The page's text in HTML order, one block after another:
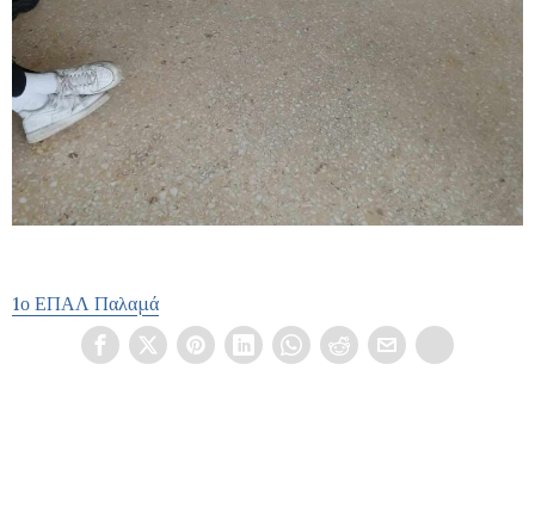
1ο ΕΠΑΛ Παλαμά